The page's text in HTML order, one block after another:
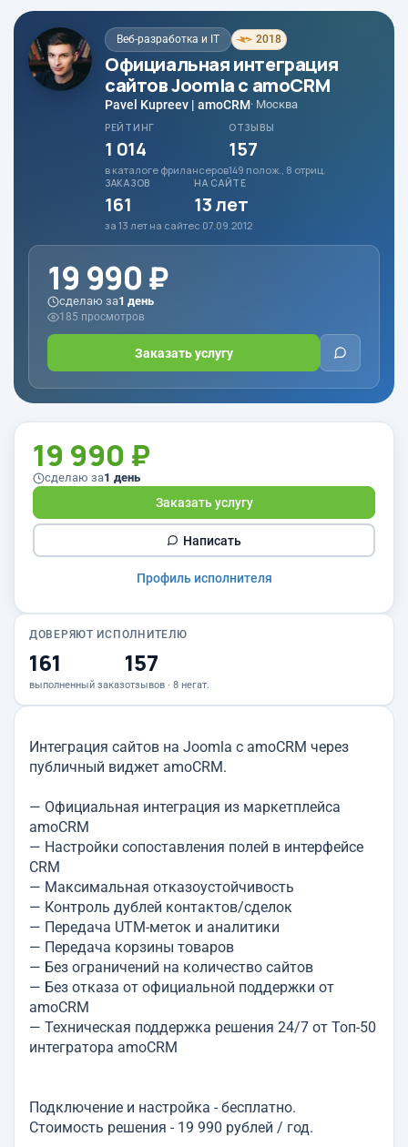
Веб-разработка и IT 2018
Официальная интеграция
сайтов Joomla с amoCRM
Pavel Kupreev | amoCRM· Москва
РЕЙТИНГ
1 014
в каталоге фрилансеров
ОТЗЫВЫ
157
149 полож., 8 отриц.
ЗАКАЗОВ
161
за 13 лет на сайте
НА САЙТЕ
13 лет
с 07.09.2012
19 990 ₽
сделаю за1 день
185 просмотров
Заказать услугу
Интеграция сайтов на Joomla c amoCRM через
публичный виджет amoCRM.
— Официальная интеграция из маркетплейса
amoCRM
— Настройки сопоставления полей в интерфейсе
CRM
— Максимальная отказоустойчивость
— Контроль дублей контактов/сделок
— Передача UTM-меток и аналитики
— Передача корзины товаров
— Без ограничений на количество сайтов
— Без отказа от официальной поддержки от
amoCRM
— Техническая поддержка решения 24/7 от Топ-50
интегратора amoCRM
Подключение и настройка - бесплатно.
Стоимость решения - 19 990 рублей / год.
19 990 ₽
сделаю за1 день
Заказать услугу
Написать
Профиль исполнителя
ДОВЕРЯЮТ ИСПОЛНИТЕЛЮ
161
выполненный заказ
157
отзывов · 8 негат.